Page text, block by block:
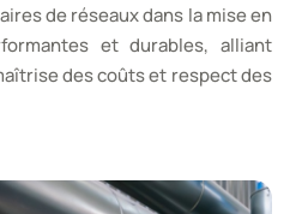
de réseaux dans la mise en
et durables, alliant
des coûts et respect des